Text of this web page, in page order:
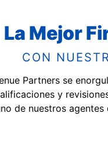
La Mejor
CON
Partners se
y
de nuestros